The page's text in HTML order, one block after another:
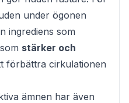
under ögonen
ingrediens som
stärker och
förbättra cirkulationen
ämnen har även